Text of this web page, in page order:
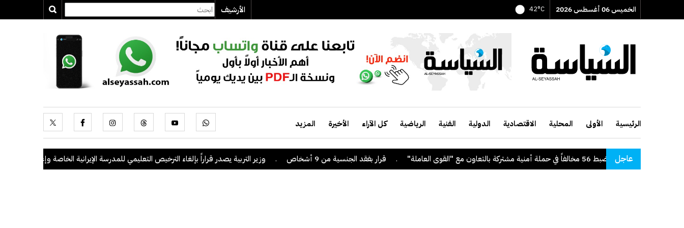
الخميس 06 أغسطس 2026 42°C الأرشيف
الرئيسية الأولى المحلية الاقتصادية الدولية الفنية الرياضية كل الآراء الأخيرة المزيد
عاجل
"الداخلية": ضبط 56 مخالفاً في حملة أمنية مشتركة بالتعاون مع "القوى العاملة" . قرار بفقد الجنسية من 9 أشخاص . وزير التربية يصدر قراراً بإلغاء الترخيص التعليمي للمدرسة الإيرانية الخاصة وإغلاقها